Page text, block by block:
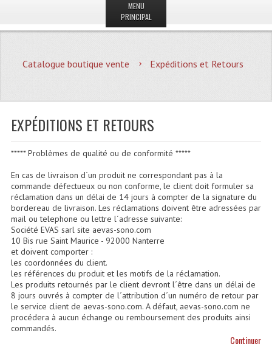
MENU
PRINCIPAL
MAGASIN
Le Matériel D´occasion
Recherche Avancée
Recevoir Nos Promotions
CATÉGORIES
Sonorisation
Catalogue boutique vente Expéditions et Retours
EXPÉDITIONS ET RETOURS
***** Problèmes de qualité ou de conformité *****
En cas de livraison d´un produit ne correspondant pas à la
commande défectueux ou non conforme, le client doit formuler sa
réclamation dans un délai de 14 jours à compter de la signature du
bordereau de livraison. Les réclamations doivent être adressées par
mail ou telephone ou lettre l´adresse suivante:
Société EVAS sarl site aevas-sono.com
10 Bis rue Saint Maurice - 92000 Nanterre
et doivent comporter :
les coordonnées du client.
les références du produit et les motifs de la réclamation.
Les produits retournés par le client devront l´être dans un délai de
8 jours ouvrés à compter de l´attribution d´un numéro de retour par
le service client de aevas-sono.com. A défaut, aevas-sono.com ne
procédera à aucun échange ou remboursement des produits ainsi
commandés.
Continuer